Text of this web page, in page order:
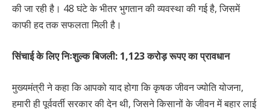
की जा रही है। 48 घंटे के भीतर भुगतान की व्यवस्था की गई है, जिसमें
काफी हद तक सफलता मिली है।
सिंचाई के लिए निःशुल्क बिजली: 1,123 करोड़ रूपए का प्रावधान
मुख्यमंत्री ने कहा कि आपको याद होगा कि कृषक जीवन ज्योति योजना,
हमारी ही पूर्ववर्ती सरकार की देन थी, जिसने किसानों के जीवन में बहार लाई